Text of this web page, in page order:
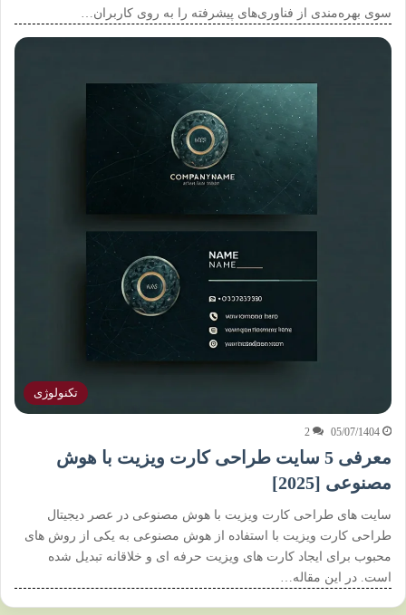
سوی بهره‌مندی از فناوری‌های پیشرفته را به روی کاربران…
تکنولوژی
05/07/1404
2
معرفی 5 سایت طراحی کارت ویزیت با هوش
مصنوعی [2025]
سایت های طراحی کارت ویزیت با هوش مصنوعی در عصر دیجیتال
طراحی کارت ویزیت با استفاده از هوش مصنوعی به یکی از روش های
محبوب برای ایجاد کارت های ویزیت حرفه ای و خلاقانه تبدیل شده
است. در این مقاله…